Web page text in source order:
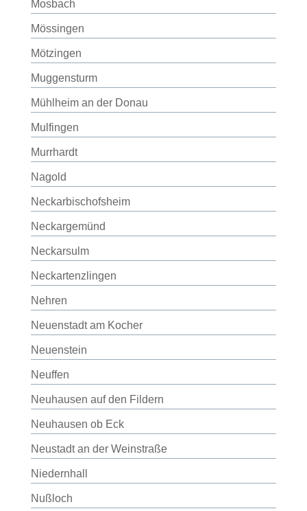
Mosbach
Mössingen
Mötzingen
Muggensturm
Mühlheim an der Donau
Mulfingen
Murrhardt
Nagold
Neckarbischofsheim
Neckargemünd
Neckarsulm
Neckartenzlingen
Nehren
Neuenstadt am Kocher
Neuenstein
Neuffen
Neuhausen auf den Fildern
Neuhausen ob Eck
Neustadt an der Weinstraße
Niedernhall
Nußloch